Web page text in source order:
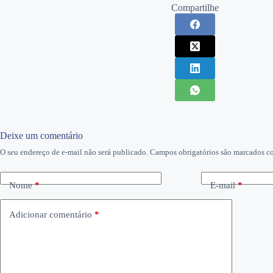
Compartilhe
Deixe um comentário
O seu endereço de e-mail não será publicado. Campos obrigatórios são marcados
Nome* E-mail*
Adicionar comentário *